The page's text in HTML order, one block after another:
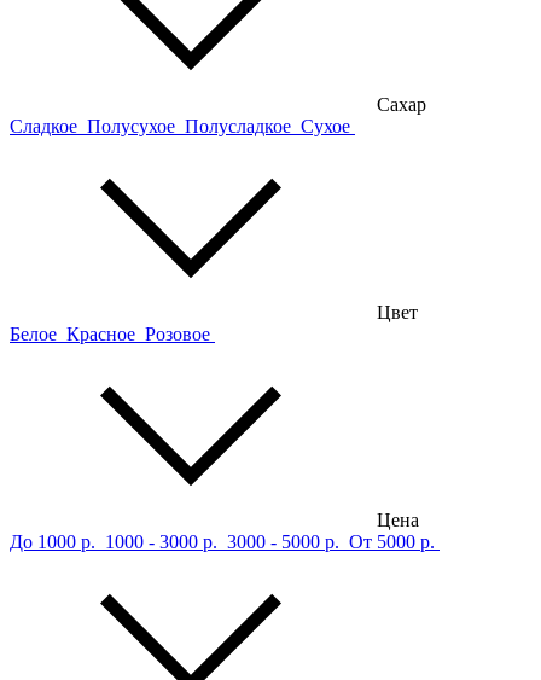
Сахар
Сладкое Полусухое Полусладкое Сухое
Цвет
Белое Красное Розовое
Цена
До 1000 р. 1000 - 3000 р. 3000 - 5000 р. От 5000 р.